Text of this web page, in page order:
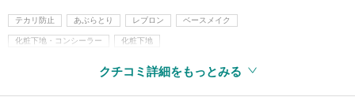
テカリ防止 あぶらとり レブロン ベースメイク
化粧下地・コンシーラー 化粧下地
クチコミ詳細をもっとみる